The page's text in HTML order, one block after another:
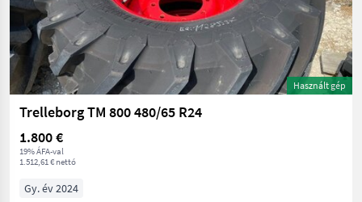
Használt gép
Trelleborg TM 800 480/65 R24
1.800 €
19% ÁFA-val
1.512,61 € nettó
Gy. év 2024